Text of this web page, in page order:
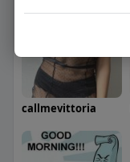
callmevittoria